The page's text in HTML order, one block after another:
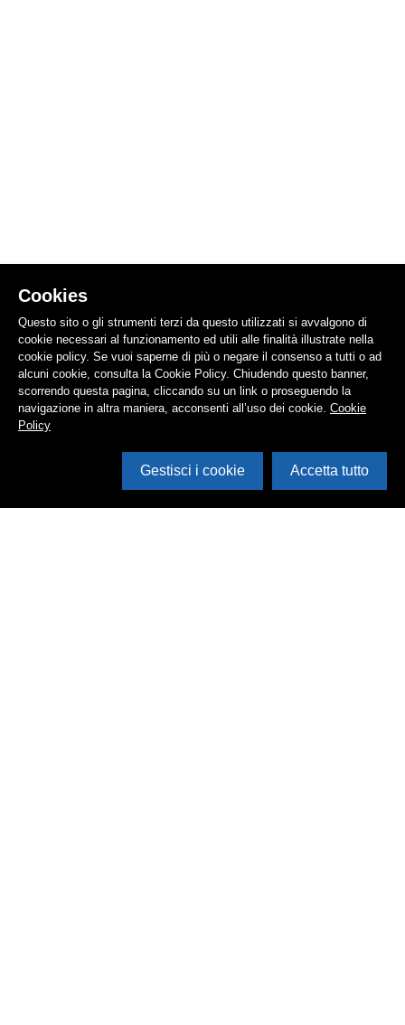
Cookies
Questo sito o gli strumenti terzi da questo utilizzati si avvalgono di
cookie necessari al funzionamento ed utili alle finalità illustrate nella
cookie policy. Se vuoi saperne di più o negare il consenso a tutti o ad
alcuni cookie, consulta la Cookie Policy. Chiudendo questo banner,
scorrendo questa pagina, cliccando su un link o proseguendo la
navigazione in altra maniera, acconsenti all’uso dei cookie. Cookie
Policy
Gestisci i cookie Accetta tutto